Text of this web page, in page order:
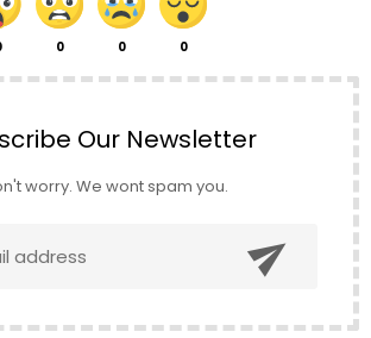
0 0 0
Our Newsletter
worry. We wont spam you.
